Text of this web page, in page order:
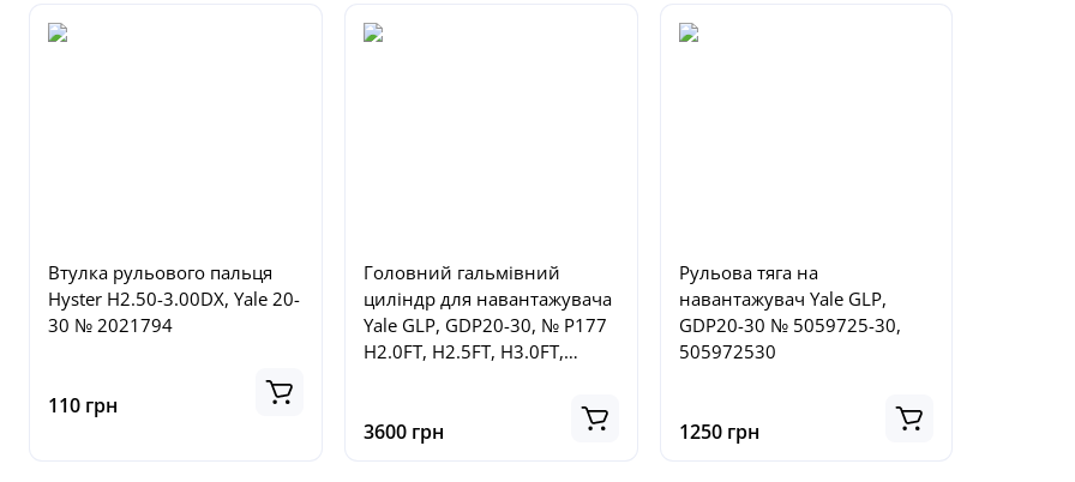
Втулка рульового пальця
Hyster H2.50-3.00DX, Yale 20-
30 № 2021794
110 грн
Головний гальмівний
циліндр для навантажувача
Yale GLP, GDP20-30, № P177
H2.0FT, H2.5FT, H3.0FT,
3600 грн
Рульова тяга на
навантажувач Yale GLP,
GDP20-30 № 5059725-30,
505972530
1250 грн